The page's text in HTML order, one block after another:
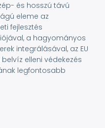
és hosszú távú
eleme az
fejlesztés
a hagyományos
integrálásával, az EU
elleni védekezés
legfontosabb